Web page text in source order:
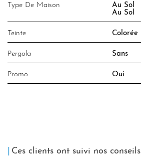
Type De Maison
Au Sol
Au Sol
Teinte Colorée
Pergola Sans
Promo Oui
Ces clients ont suivi nos conseils